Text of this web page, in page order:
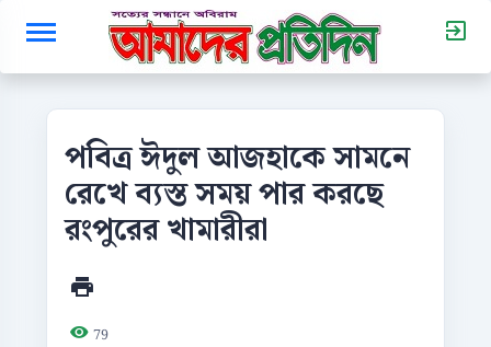
পবিত্র ঈদুল আজহাকে সামনে
রেখে ব্যস্ত সময় পার করছে
রংপুরের খামারীরা
79